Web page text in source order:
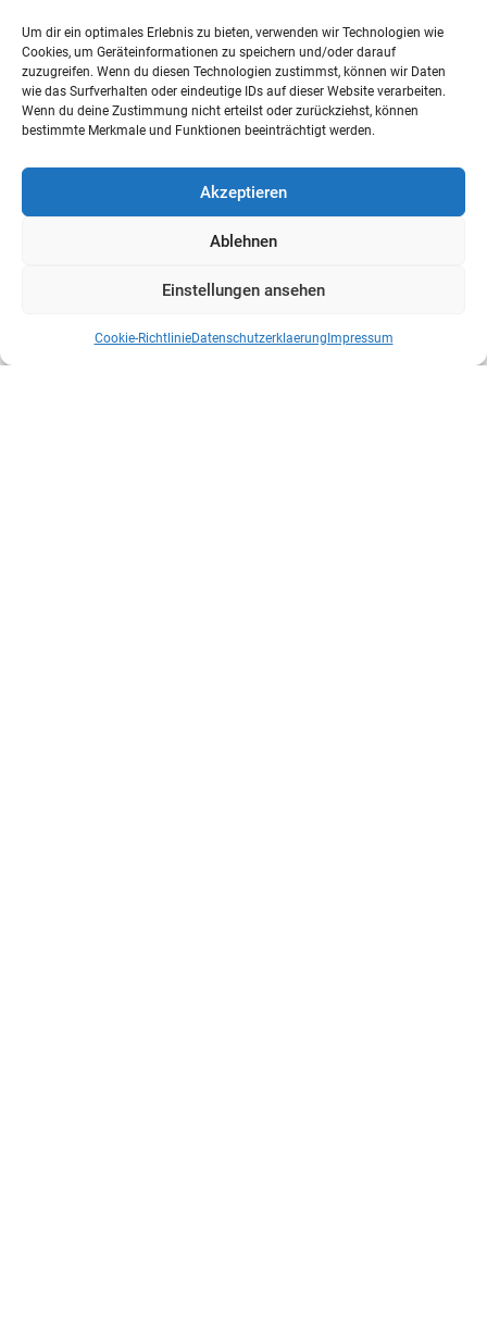
Um dir ein optimales Erlebnis zu bieten, verwenden wir Technologien wie
Cookies, um Geräteinformationen zu speichern und/oder darauf
zuzugreifen. Wenn du diesen Technologien zustimmst, können wir Daten
wie das Surfverhalten oder eindeutige IDs auf dieser Website verarbeiten.
Wenn du deine Zustimmung nicht erteilst oder zurückziehst, können
bestimmte Merkmale und Funktionen beeinträchtigt werden.
Akzeptieren
Ablehnen
Einstellungen ansehen
Cookie-RichtlinieDatenschutzerklaerung Impressum